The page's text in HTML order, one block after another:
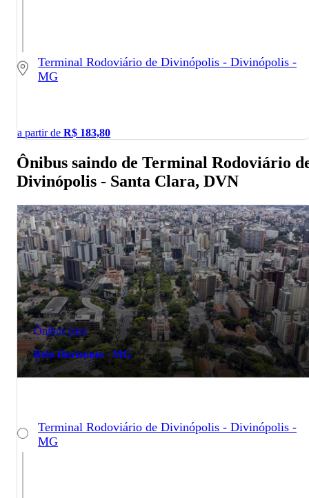
Terminal Rodoviário de Divinópolis - Divinópolis -
MG
a partir de R$ 183,80
Ônibus saindo de Terminal Rodoviário
Divinópolis - Santa Clara, DVN
Ônibus para
Belo Horizonte - MG
Terminal Rodoviário de Divinópolis - Divinópolis -
MG